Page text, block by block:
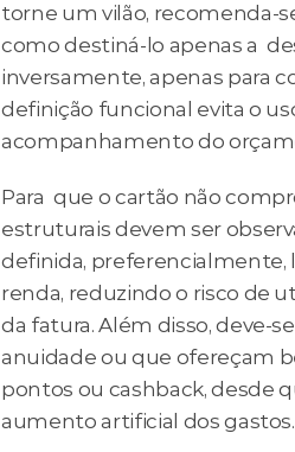
torne um vilão, recomenda-
como destiná-lo apenas a
inversamente, apenas para
definição funcional evita o
acompanhamento do
Para  que o cartão não
estruturais devem ser
definida, preferencialmente,
renda, reduzindo o risco de
da fatura. Além disso, deve-
anuidade ou que ofereçam
pontos ou cashback, desde
aumento artificial dos gastos.